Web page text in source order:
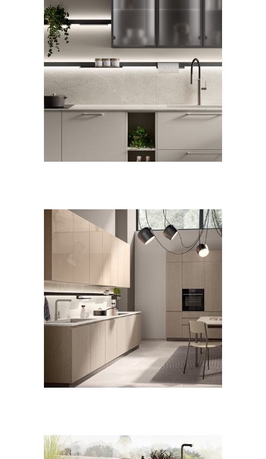
CUCINE MODERNO
Moda
CUCINE MODERNO